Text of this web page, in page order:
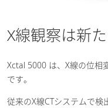
X線観察は新
Xctal 5000 は、X線の位相
です。
従来のX線CTシステムで検